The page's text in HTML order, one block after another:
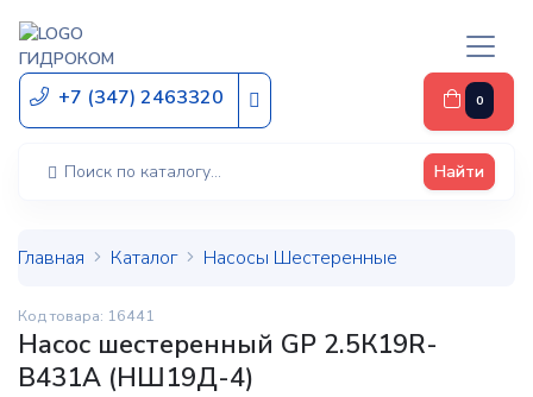
ГИДРОКОМ
+7 (347) 2463320 0
Найти
Главная Каталог Насосы Шестеренные
Код товара: 16441
Насос шестеренный GP 2.5К19R-
В431А (НШ19Д-4)